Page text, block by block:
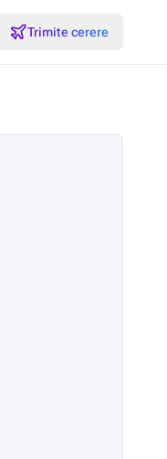
Trimite cerere